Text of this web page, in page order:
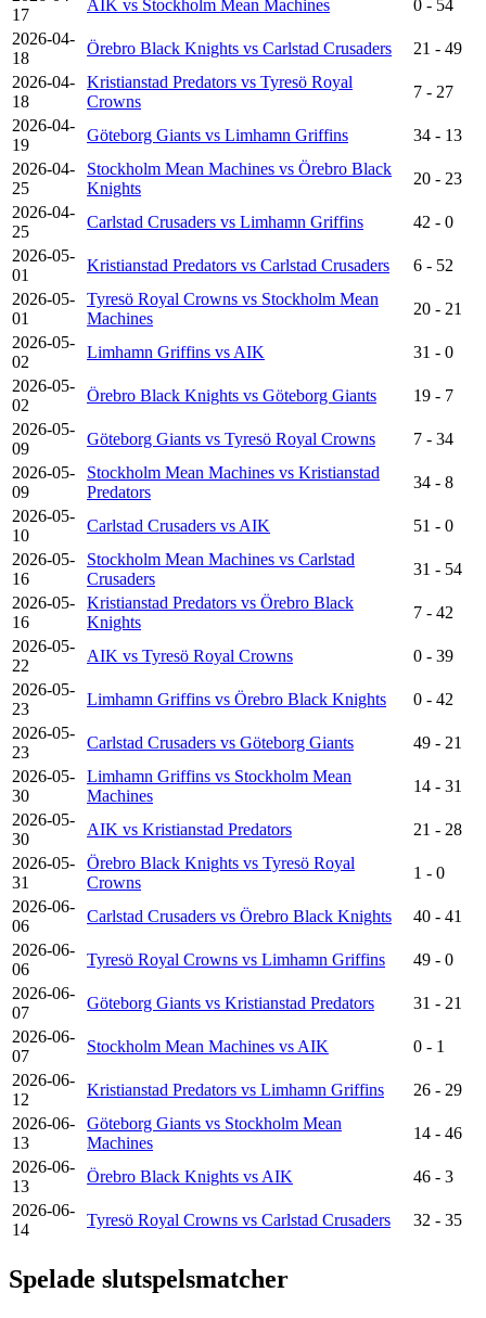
17
AIK vs Stockholm Mean Machines
0 - 54
2026-04-
18
Örebro Black Knights vs Carlstad Crusaders
21 - 49
2026-04-
18
Kristianstad Predators vs Tyresö Royal
Crowns
7 - 27
2026-04-
19
Göteborg Giants vs Limhamn Griffins
34 - 13
2026-04-
25
Stockholm Mean Machines vs Örebro Black
Knights
20 - 23
2026-04-
25
Carlstad Crusaders vs Limhamn Griffins
42 - 0
2026-05-
01
Kristianstad Predators vs Carlstad Crusaders
6 - 52
2026-05-
01
Tyresö Royal Crowns vs Stockholm Mean
Machines
20 - 21
2026-05-
02
Limhamn Griffins vs AIK
31 - 0
2026-05-
02
Örebro Black Knights vs Göteborg Giants
19 - 7
2026-05-
09
Göteborg Giants vs Tyresö Royal Crowns
7 - 34
2026-05-
09
Stockholm Mean Machines vs Kristianstad
Predators
34 - 8
2026-05-
10
Carlstad Crusaders vs AIK
51 - 0
2026-05-
16
Stockholm Mean Machines vs Carlstad
Crusaders
31 - 54
2026-05-
16
Kristianstad Predators vs Örebro Black
Knights
7 - 42
2026-05-
22
AIK vs Tyresö Royal Crowns
0 - 39
2026-05-
23
Limhamn Griffins vs Örebro Black Knights
0 - 42
2026-05-
23
Carlstad Crusaders vs Göteborg Giants
49 - 21
2026-05-
30
Limhamn Griffins vs Stockholm Mean
Machines
14 - 31
2026-05-
30
AIK vs Kristianstad Predators
21 - 28
2026-05-
31
Örebro Black Knights vs Tyresö Royal
Crowns
1 - 0
2026-06-
06
Carlstad Crusaders vs Örebro Black Knights
40 - 41
2026-06-
06
Tyresö Royal Crowns vs Limhamn Griffins
49 - 0
2026-06-
07
Göteborg Giants vs Kristianstad Predators
31 - 21
2026-06-
07
Stockholm Mean Machines vs AIK
0 - 1
2026-06-
12
Kristianstad Predators vs Limhamn Griffins
26 - 29
2026-06-
13
Göteborg Giants vs Stockholm Mean
Machines
14 - 46
2026-06-
13
Örebro Black Knights vs AIK
46 - 3
2026-06-
14
Tyresö Royal Crowns vs Carlstad Crusaders 32 - 35
Spelade slutspelsmatcher